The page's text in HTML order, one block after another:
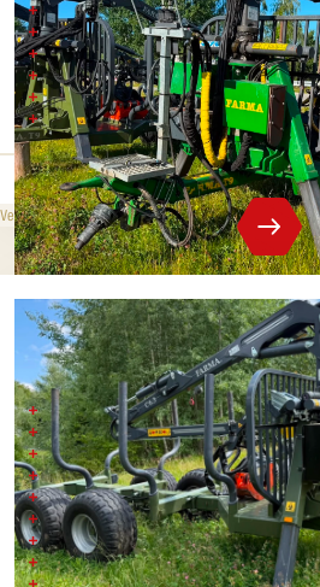
Baujahr: 2019
Tragfähigkeit: 9 Tonnen
Hydraulikkran: 6,3 m
Hydraulische Bremsen an allen 4 Rädern
Elektrisches Ein-/Aus-Steuerventil
Zapfwellenantrieb
Verkaufspreis
FARMA 9t, 2023
Baujahr 2023
Ausstattung:
Tragfähigkeit 9 t
Hydraulikkran 6,3 m
Seilwinde
Auflaufbremse
eigener Hydraulikkreis
Hydrauliksteuerblock